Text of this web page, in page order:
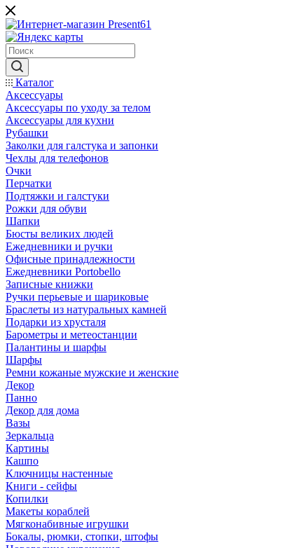
Каталог
Аксессуары
Аксессуары по уходу за телом
Аксессуары для кухни
Рубашки
Заколки для галстука и запонки
Чехлы для телефонов
Очки
Перчатки
Подтяжки и галстуки
Рожки для обуви
Шапки
Бюсты великих людей
Ежедневники и ручки
Офисные принадлежности
Ежедневники Portobello
Записные книжки
Ручки перьевые и шариковые
Браслеты из натуральных камней
Подарки из хрусталя
Барометры и метеостанции
Палантины и шарфы
Шарфы
Ремни кожаные мужские и женские
Декор
Панно
Декор для дома
Вазы
Зеркальца
Картины
Кашпо
Ключницы настенные
Книги - сейфы
Копилки
Макеты кораблей
Мягконабивные игрушки
Бокалы, рюмки, стопки, штофы